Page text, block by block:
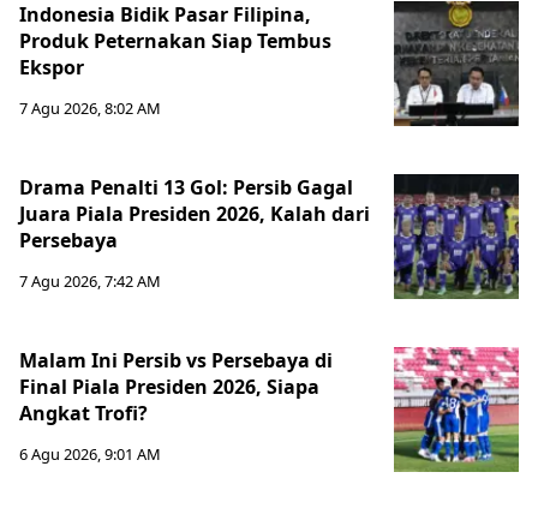
Indonesia Bidik Pasar Filipina,
Produk Peternakan Siap Tembus
Ekspor
7 Agu 2026, 8:02 AM
Drama Penalti 13 Gol: Persib Gagal
Juara Piala Presiden 2026, Kalah dari
Persebaya
7 Agu 2026, 7:42 AM
Malam Ini Persib vs Persebaya di
Final Piala Presiden 2026, Siapa
Angkat Trofi?
6 Agu 2026, 9:01 AM